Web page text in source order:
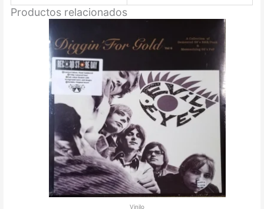
Soca
Thunder
Productos relacionados
Vinilo